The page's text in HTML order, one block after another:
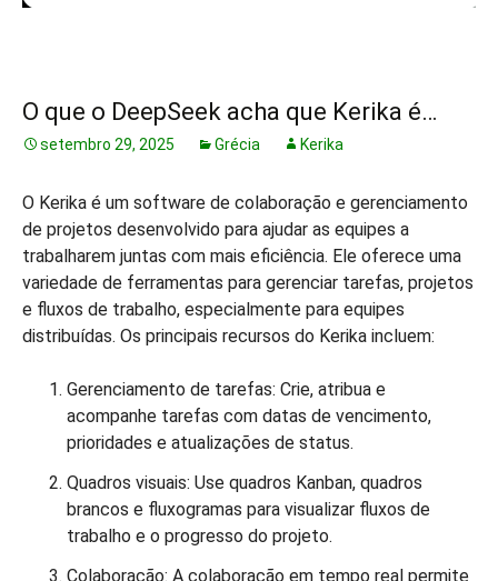
O que o DeepSeek acha que Kerika é…
setembro 29, 2025 Grécia Kerika
O Kerika é um software de colaboração e gerenciamento
de projetos desenvolvido para ajudar as equipes a
trabalharem juntas com mais eficiência. Ele oferece uma
variedade de ferramentas para gerenciar tarefas, projetos
e fluxos de trabalho, especialmente para equipes
distribuídas. Os principais recursos do Kerika incluem:
Gerenciamento de tarefas: Crie, atribua e
acompanhe tarefas com datas de vencimento,
prioridades e atualizações de status.
Quadros visuais: Use quadros Kanban, quadros
brancos e fluxogramas para visualizar fluxos de
trabalho e o progresso do projeto.
Colaboração: A colaboração em tempo real permite